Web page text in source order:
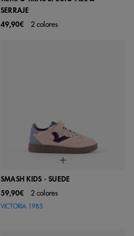
SERRAJE
49,90€
2 colores
SMASH KIDS - SUEDE
59,90€
2 colores
VICTORIA 1985